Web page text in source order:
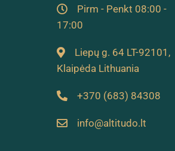
Pirm - Penkt 08:00 -
17:00
Liepų g. 64 LT-92101,
Klaipėda Lithuania
+370 (683) 84308
info@altitudo.lt